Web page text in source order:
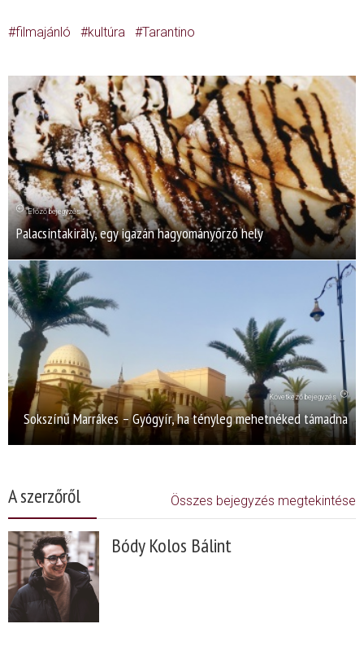
filmajánló kultúra Tarantino
Előző bejegyzés
Palacsintakirály, egy igazán hagyományőrző hely
Következő bejegyzés
Sokszínű Marrákes – Gyógyír, ha tényleg mehetnéked támadna
A szerzőről Összes bejegyzés megtekintése
Bódy Kolos Bálint